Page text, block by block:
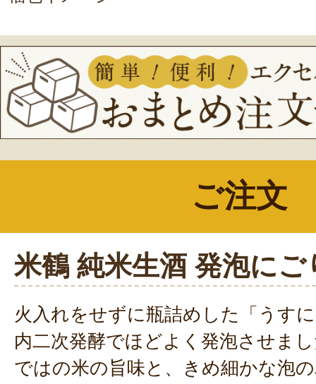
ご注文
米鶴 純米生酒 発泡にご
火入れをせずに瓶詰めした「うす
内二次発酵でほどよく発泡させま
ではの米の旨味と、きめ細かな泡